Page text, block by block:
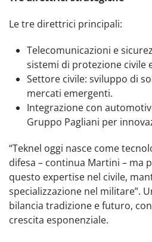
Le tre direttrici principali:
Telecomunicazioni e
sistemi di protezione
Settore civile: sviluppo di
mercati emergenti.
Integrazione con
Gruppo Pagliani per
“Teknel oggi nasce come
difesa – continua Martini – ma
questo expertise nel civile,
specializzazione nel militare”.
bilancia tradizione e futuro,
crescita esponenziale.